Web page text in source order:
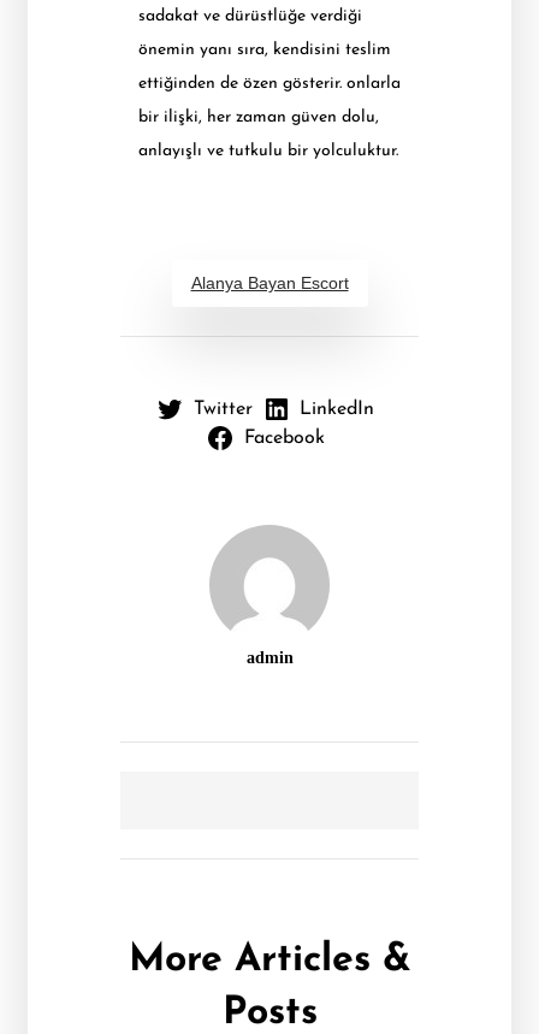
sadakat ve dürüstlüğe verdiği
önemin yanı sıra, kendisini teslim
ettiğinden de özen gösterir. onlarla
bir ilişki, her zaman güven dolu,
anlayışlı ve tutkulu bir yolculuktur.
Alanya Bayan Escort
Twitter
LinkedIn
Facebook
admin
More Articles &
Posts